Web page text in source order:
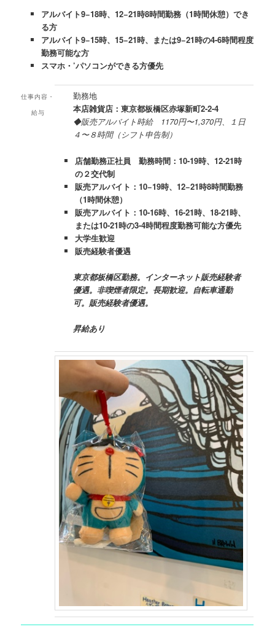
アルバイト9−18時、12−21時8時間勤務（1時間休憩）でき
る方
アルバイト9−15時、15−21時、または9−21時の4-6時間程度
勤務可能な方
スマホ・’パソコンができる方優先
仕事内容・
給与
勤務地
本店雑貨店：東京都板橋区赤塚新町2-2-4
◆販売アルバイト時給 1170円〜1,370円、１日
４〜８時間（シフト申告制）
店舗勤務正社員 勤務時間：10-19時、12-21時
の２交代制
販売アルバイト：10−19時、12−21時8時間勤務
（1時間休憩）
販売アルバイト：10-16時、16-21時、18-21時、
または10-21時の3-4時間程度勤務可能な方優先
大学生歓迎
販売経験者優遇
東京都板橋区勤務。インターネット販売経験者
優遇。非喫煙者限定。 長期歓迎。自転車通勤
可。販売経験者優遇。
昇給あり